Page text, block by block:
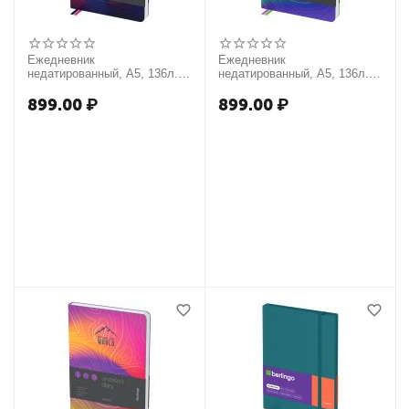
Ежедневник
недатированный, А5, 136л.,
серебряный срез, с рисунком
899.00₽
Ежедневник
недатированный, А5, 136л.,
серебряный срез, с рисунком
899.00₽